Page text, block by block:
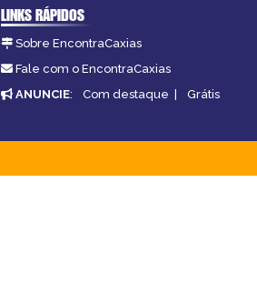
LINKS RÁPIDOS
Sobre EncontraCaxias
Fale com o EncontraCaxias
ANUNCIE: Com destaque | Grátis